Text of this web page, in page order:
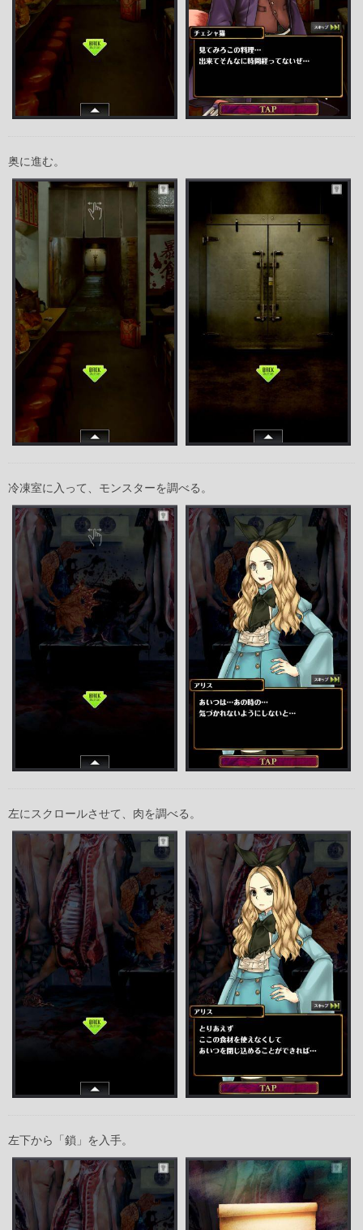
奥に進む。
冷凍室に入って、モンスターを調べる。
左にスクロールさせて、肉を調べる。
左下から「鎖」を入手。